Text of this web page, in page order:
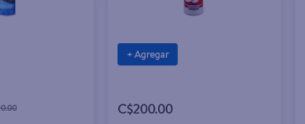
+ Agregar
C$200.00